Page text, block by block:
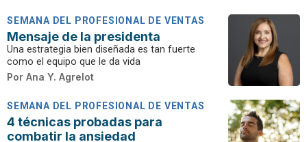
SEMANA DEL PROFESIONAL DE VENTAS
Mensaje de la presidenta
Una estrategia bien diseñada es tan fuerte
como el equipo que le da vida
Por Ana Y. Agrelot
SEMANA DEL PROFESIONAL DE VENTAS
4 técnicas probadas para
combatir la ansiedad